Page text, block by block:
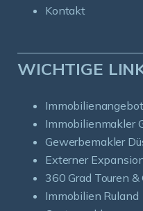
Kontakt
WICHTIGE
Immobilienmakler
Gewerbemakler
Externer
360 Grad Touren
Immobilien Ruland